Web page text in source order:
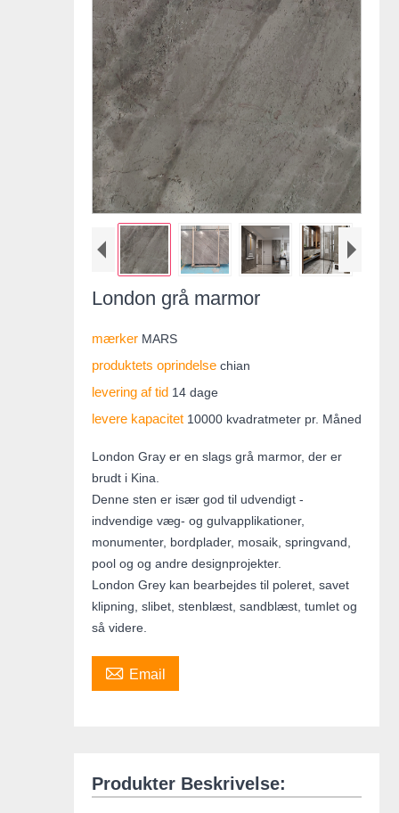
London grå marmor
mærker MARS
produktets oprindelse chian
levering af tid 14 dage
levere kapacitet 10000 kvadratmeter pr. Måned
London Gray er en slags grå marmor, der er
brudt i Kina.
Denne sten er især god til udvendigt -
indvendige væg- og gulvapplikationer,
monumenter, bordplader, mosaik, springvand,
pool og og andre designprojekter.
London Grey kan bearbejdes til poleret, savet
klipning, slibet, stenblæst, sandblæst, tumlet og
så videre.
 Email
Produkter Beskrivelse: